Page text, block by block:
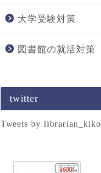
大学受験対策
図書館の就活対策
twitter
Tweets by librarian_kiko